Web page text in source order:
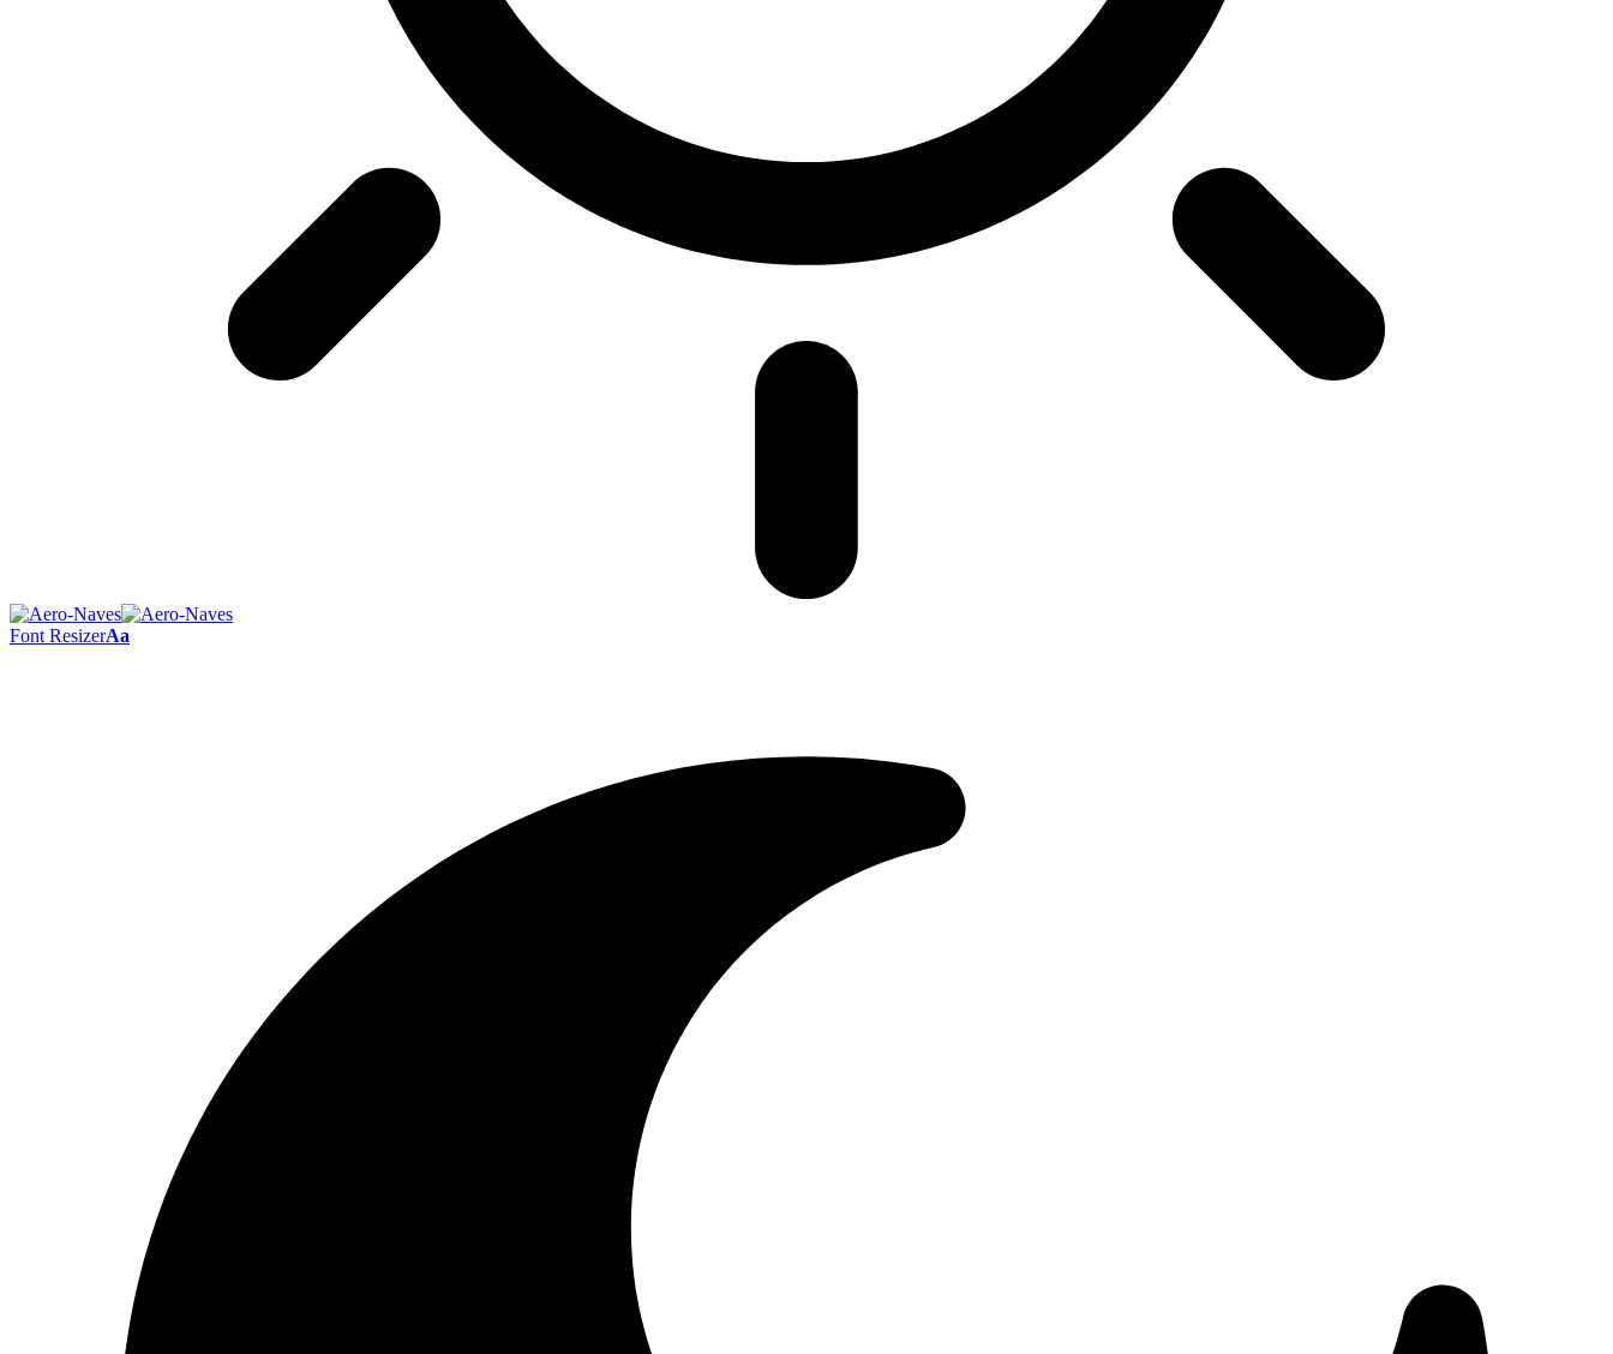
Font ResizerAa